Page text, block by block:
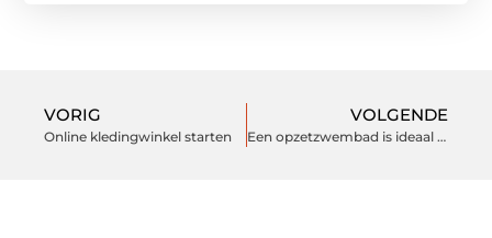
VORIG
Online kledingwinkel starten
VOLGENDE
Een opzetzwembad is ideaal voor in de tuin